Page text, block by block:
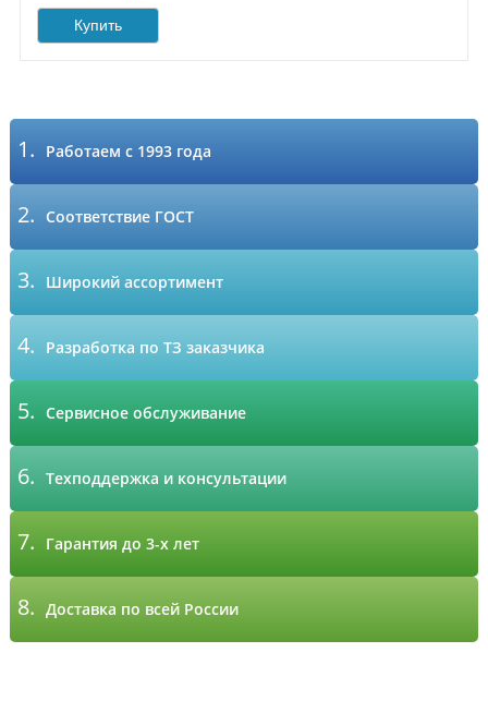
Купить
1. Работаем с 1993 года
2. Соответствие ГОСТ
3. Широкий ассортимент
4. Разработка по ТЗ заказчика
5. Сервисное обслуживание
6. Техподдержка и консультации
7. Гарантия до 3-х лет
8. Доставка по всей России